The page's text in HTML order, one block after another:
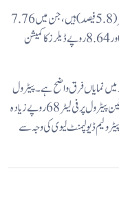
مارکیٹنگ اور تقسیم کے اخراجات مزید 24.27 روپے فی لیٹر (5.8 فیصد) ہیں، جن میں 7.76
روپے آئی فیم، 7.87 روپے آئل مارکیٹنگ کمپنیوں کا مارجن اور 8.64 روپے ڈیلرز کا کمیشن
نمایاں فرق واضح ہے۔ پیٹرول
پر ڈیزل کے مقابلے میں تقریباً دوگنا ٹیکس عائد ہے اور صارفین پیٹرول پر فی لیٹر 68 روپے زیادہ
ڈیولپمنٹ لیوی کی وجہ سے